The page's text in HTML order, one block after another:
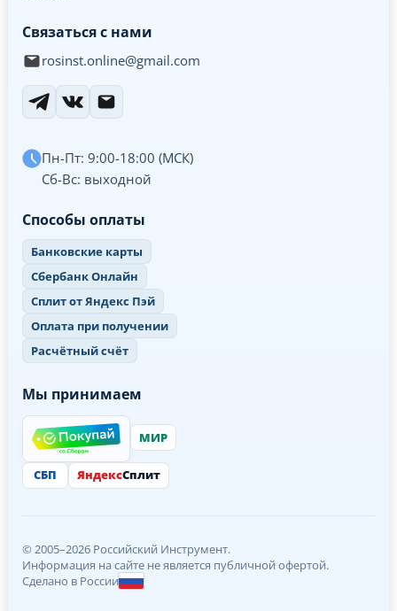
Связаться с нами
rosinst.online@gmail.com
Пн-Пт: 9:00-18:00 (МСК)
Сб-Вс: выходной
Способы оплаты
Банковские карты
Сбербанк Онлайн
Сплит от Яндекс Пэй
Оплата при получении
Расчётный счёт
Мы принимаем
МИР
СБП ЯндексСплит
© 2005–2026 Российский Инструмент.
Информация на сайте не является публичной офертой.
Сделано в России